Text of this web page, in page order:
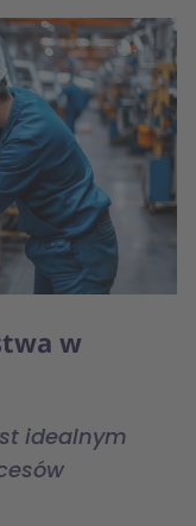
w
idealnym